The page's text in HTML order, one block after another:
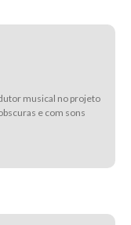
musical no projeto
e com sons